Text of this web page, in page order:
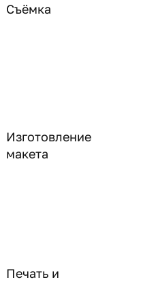
Съёмка
Изготовление
макета
Печать и